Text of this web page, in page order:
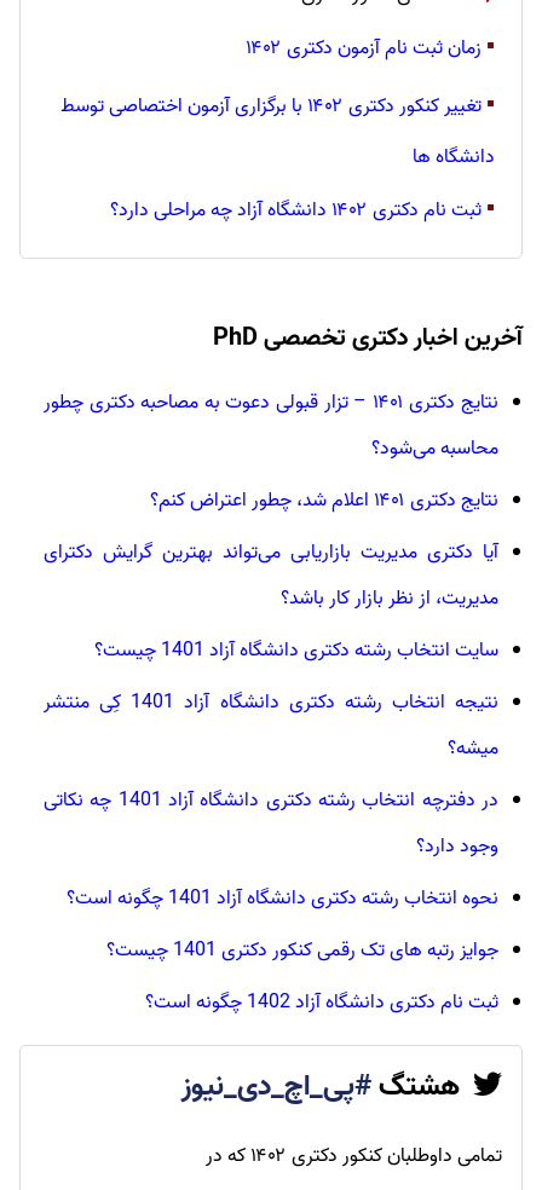
▪ زمان ثبت نام آزمون دکتری ۱۴۰۲
▪
تغییر کنکور دکتری ۱۴۰۲ با برگزاری آزمون اختصاصی توسط
دانشگاه ها
▪ثبت نام دکتری ۱۴۰۲ دانشگاه آزاد چه مراحلی دارد؟
آخرین اخبار دکتری تخصصی PhD
نتایج دکتری ۱۴۰۱ – تزار قبولی دعوت به مصاحبه دکتری چطور
محاسبه می‌شود؟
نتایج دکتری ۱۴۰۱ اعلام شد، چطور اعتراض کنم؟
آیا دکتری مدیریت بازاریابی می‌تواند بهترین گرایش دکترای
مدیریت، از نظر بازار کار باشد؟
سایت انتخاب رشته دکتری دانشگاه آزاد 1401 چیست؟
نتیجه انتخاب رشته دکتری دانشگاه آزاد 1401 کِی منتشر
میشه؟
در دفترچه انتخاب رشته دکتری دانشگاه آزاد 1401 چه نکاتی
وجود دارد؟
نحوه انتخاب رشته دکتری دانشگاه آزاد 1401 چگونه است؟
جوایز رتبه های تک رقمی کنکور دکتری 1401 چیست؟
ثبت نام دکتری دانشگاه آزاد 1402 چگونه است؟
هشتگ#پی_اچ_دی_نیوز
تمامی داوطلبانکنکور دکتری ۱۴۰۲ که در